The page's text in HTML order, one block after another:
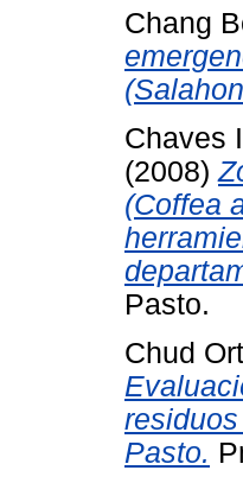
Chang
Chaves
(2008)
(Coffea
Pasto.
Chud
Pasto.